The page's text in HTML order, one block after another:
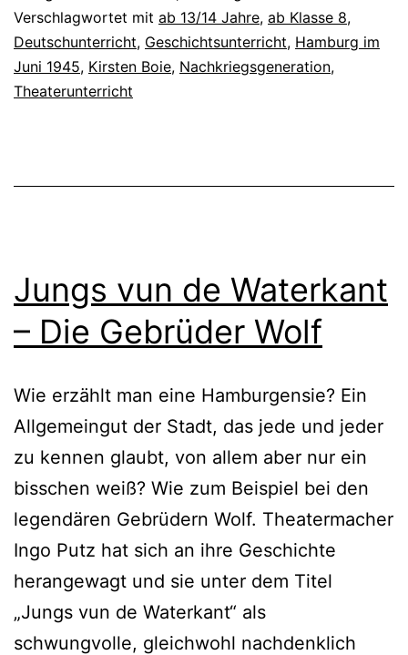
Verschlagwortet mit ab 13/14 Jahre, ab Klasse 8,
Deutschunterricht, Geschichtsunterricht, Hamburg im
Juni 1945, Kirsten Boie, Nachkriegsgeneration,
Theaterunterricht
Jungs vun de Waterkant
– Die Gebrüder Wolf
Wie erzählt man eine Hamburgensie? Ein
Allgemeingut der Stadt, das jede und jeder
zu kennen glaubt, von allem aber nur ein
bisschen weiß? Wie zum Beispiel bei den
legendären Gebrüdern Wolf. Theatermacher
Ingo Putz hat sich an ihre Geschichte
herangewagt und sie unter dem Titel
„Jungs vun de Waterkant“ als
schwungvolle, gleichwohl nachdenklich